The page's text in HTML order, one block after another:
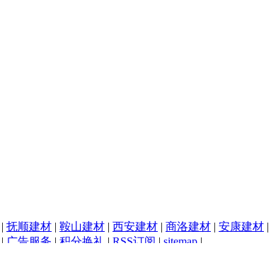
| 抚顺建材 | 鞍山建材 | 西安建材 | 商洛建材 | 安康建材 |
| 广告服务 | 积分换礼 | RSS订阅 | sitemap |